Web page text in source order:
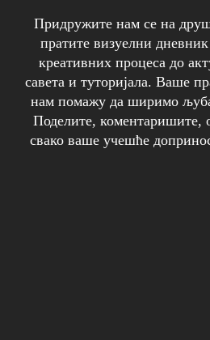
Придружите нам се на
пратите визуелни
креативних процеса до
савета и туторијала. Ваше
нам помажу да ширимо
Поделите, коментаришите,
свако ваше учешће